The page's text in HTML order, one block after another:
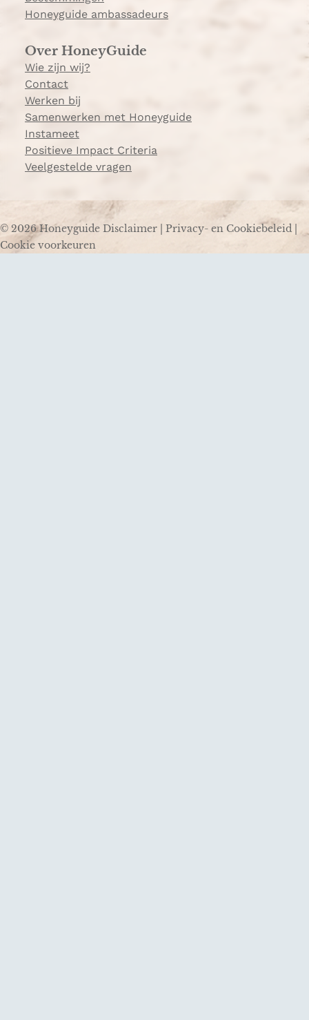
Honeyguide ambassadeurs
Over HoneyGuide
Wie zijn wij?
Contact
Werken bij
Samenwerken met Honeyguide
Instameet
Positieve Impact Criteria
Veelgestelde vragen
© 2026 Honeyguide Disclaimer Privacy- en Cookiebeleid
Cookie voorkeuren